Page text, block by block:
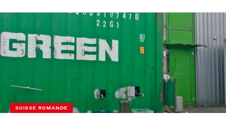
SUISSE ROMANDE